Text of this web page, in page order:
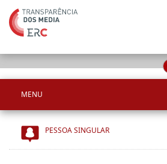
MENU
PESSOA SINGULAR